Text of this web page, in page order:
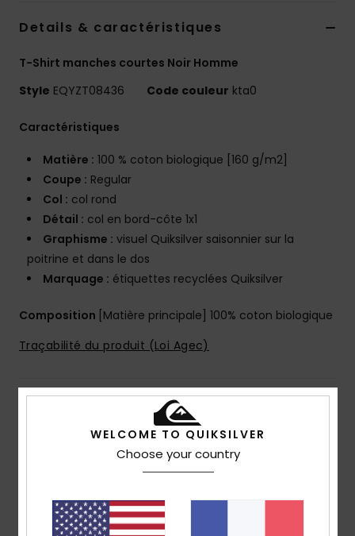
Details & caractéristiques
T-Shirt manches courtes Noir Homme
Style EQYZT08436 Code couleur kta0
Caractéristiques
Matière : 100 % coton biologique [160 g/m2]
Coupe : Regular
Col : col rond
Détail : col en bord-côte 1x1
Graphisme : visuel Quiksilver saisonnier sur la
poitrine et dans le dos
Marquage : étiquettes recyclées Quiksilver
Composition [Matière principale] 100% coton biologique
Traçabilité du produit (Loi Agec)
Livraison & Retours
Note moyenne
WELCOME TO QUIKSILVER
Choose your country